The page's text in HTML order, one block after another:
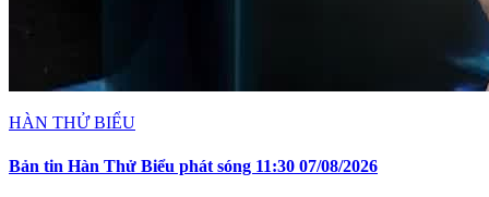
HÀN THỬ BIỂU
Bản tin Hàn Thử Biểu phát sóng 11:30 07/08/2026